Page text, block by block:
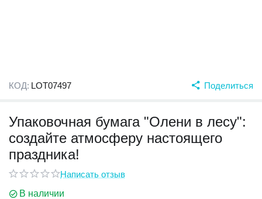
КОД: LOT07497 Поделиться
Упаковочная бумага "Олени в лесу":
создайте атмосферу настоящего
праздника!
Написать отзыв
В наличии